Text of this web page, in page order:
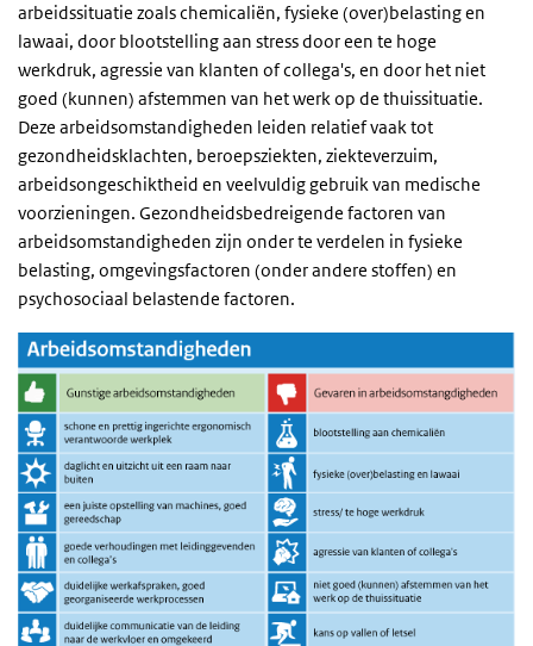
arbeidssituatie zoals chemicaliën, fysieke (over)belasting en
lawaai, door blootstelling aan stress door een te hoge
werkdruk, agressie van klanten of collega's, en door het niet
goed (kunnen) afstemmen van het werk op de thuissituatie.
Deze arbeidsomstandigheden leiden relatief vaak tot
gezondheidsklachten, beroepsziekten, ziekteverzuim,
arbeidsongeschiktheid en veelvuldig gebruik van medische
voorzieningen. Gezondheidsbedreigende factoren van
arbeidsomstandigheden zijn onder te verdelen in fysieke
belasting, omgevingsfactoren (onder andere stoffen) en
psychosociaal belastende factoren.